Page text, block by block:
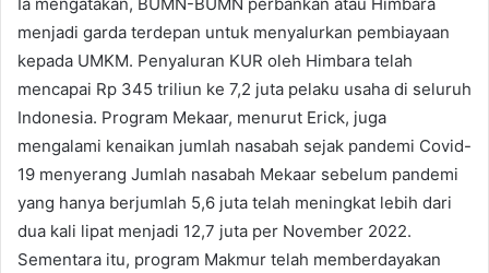
menjadi garda terdepan untuk menyalurkan pembiayaan
kepada UMKM. Penyaluran KUR oleh Himbara telah
mencapai Rp 345 triliun ke 7,2 juta pelaku usaha di seluruh
Indonesia. Program Mekaar, menurut Erick, juga
mengalami kenaikan jumlah nasabah sejak pandemi Covid-
19 menyerang Jumlah nasabah Mekaar sebelum pandemi
yang hanya berjumlah 5,6 juta telah meningkat lebih dari
dua kali lipat menjadi 12,7 juta per November 2022.
Sementara itu, program Makmur telah memberdayakan